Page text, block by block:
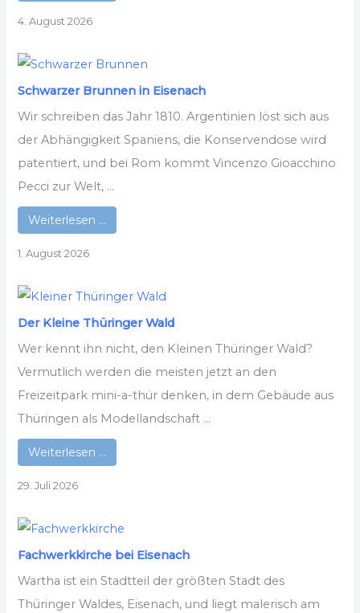
4. August 2026
Schwarzer Brunnen in Eisenach
Wir schreiben das Jahr 1810. Argentinien löst sich aus
der Abhängigkeit Spaniens, die Konservendose wird
patentiert, und bei Rom kommt Vincenzo Gioacchino
Pecci zur Welt, ...
Weiterlesen …
1. August 2026
Der Kleine Thüringer Wald
Wer kennt ihn nicht, den Kleinen Thüringer Wald?
Vermutlich werden die meisten jetzt an den
Freizeitpark mini-a-thür denken, in dem Gebäude aus
Thüringen als Modellandschaft ...
Weiterlesen …
29. Juli 2026
Fachwerkkirche bei Eisenach
Wartha ist ein Stadtteil der größten Stadt des
Thüringer Waldes, Eisenach, und liegt malerisch am